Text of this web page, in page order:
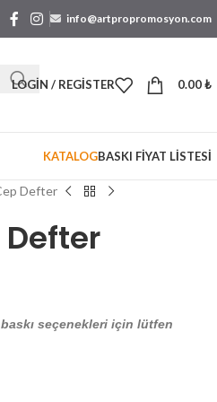
info@artpropromosyon.com
LOGIN / REGISTER 0.00₺
KATALOGBASKI FİYAT LİSTESİ
Defter
seçenekleri için lütfen